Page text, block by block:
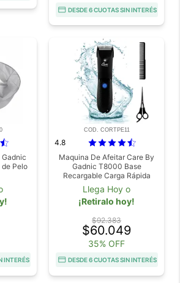
DESDE 6 CUOTAS SIN INTERÉS
Pelo
INTERÉS
COD. CORTPE11
4.8
Maquina De Afeitar Care By
Gadnic T8000 Base
Recargable Carga Rápida
Cuchillas Ceramica Luz LED
Inalambrica Accesorios
Llega Hoy o
¡Retiralo hoy!
$92.383
$60.049
35% OFF
DESDE 6 CUOTAS SIN INTERÉS